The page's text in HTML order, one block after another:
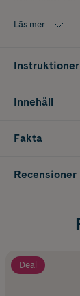
feta texturen
återfuktande
hårvård.
Innehåller 50 ml
Läs mer
Instruktioner
Innehåll
Fakta
Recensioner
Deal